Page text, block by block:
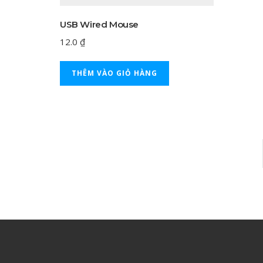
USB Wired Mouse
12.0 ₫
THÊM VÀO GIỎ HÀNG